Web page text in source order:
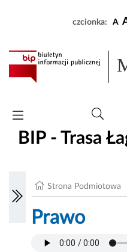
czcionka: A
BIP - Trasa
Strona Podmiotowa
Prawo